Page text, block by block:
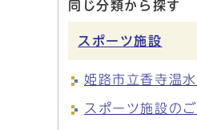
同じ分類から探す
スポーツ施設
姫路市立香寺温
スポーツ施設の